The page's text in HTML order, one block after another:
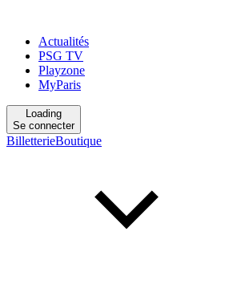
Actualités
PSG TV
Playzone
MyParis
Loading
Se connecter
BilletterieBoutique